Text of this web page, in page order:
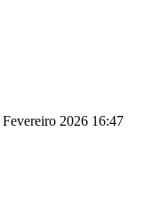
2026 16:47